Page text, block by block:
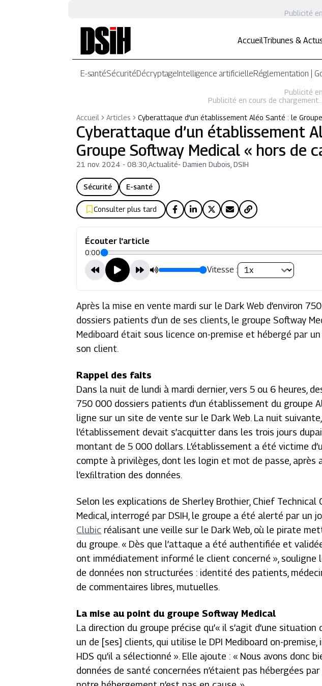
Publicité
AccueilTribunes &
E-santéSécuritéDécryptageIntelligence artificielleRéglementation |
Publicité
Publicité en cours de chargement...
Accueil
Articles Cyberattaque d’un établissement Aléo Santé : le Groupe
Cyberattaque d’un établissement
Groupe Softway Medical « hors de
21 nov. 2024 - 08:30 ,Actualité-Damien Dubois, DSIH
Sécurité E-santé
Consulter plus tard
Écouter l'article
0:00
Vitesse :
Après la mise en vente mardi sur le Dark Web d’environ
dossiers patients d’un de ses clients, le groupe Softway
Mediboard était sous licence on-premise et hébergé par
son client.
Rappel des faits
Dans la nuit de lundi à mardi dernier, vers 5 ou 6 heures,
750 000 dossiers patients d’un établissement du groupe
ligne sur un site de vente sur le Dark Web. La nuit
l’établissement devait s’acquitter dans les trois jours
montant de 5 000 dollars. L’établissement a été victime
compte à privilèges, dont les login et mot de passe, après
l’exﬁltration des données.
Selon les explications de Sherley Brothier, Chief Technical
Medical, interrogé par DSIH , le groupe a été alerté par un
Clubic réalisant une veille sur le Dark Web , où le pirate
du groupe. « Dès que l’attaque a été authentifiée et
ont immédiatement informé le client concerné » ,
de données non structurées : identité des patients,
de commentaires libres, mutuelles.
La mise au point du groupe Softway Medical
La direction du groupe précise qu’« il s’agit d’une situation
un de [ses] clients, qui utilise le DPI Mediboard on-
HDS qu’il a sélectionné ». Elle ajoute : « Nous avons donc
données de santé concernées n’étaient pas hébergées